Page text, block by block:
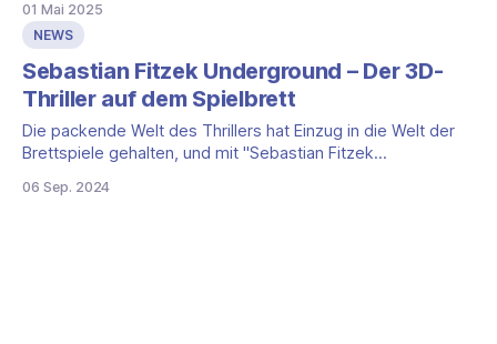
Kurzgeschichte zum Spiel Sebastian Fitzek Underground
vom Moses Verlag. Als Spieler bist du gemeinsam mit
deinen Mitspielern in einem verlassenen U-Bahnhof
gefangen und
01 Mai 2025
NEWS
Sebastian Fitzek Underground – Der 3D-
Thriller auf dem Spielbrett
Die packende Welt des Thrillers hat Einzug in die Welt der
Brettspiele gehalten, und mit "Sebastian Fitzek
von Nervenkitzel und Spannung. Spieleautor Marco
06 Sep. 2024